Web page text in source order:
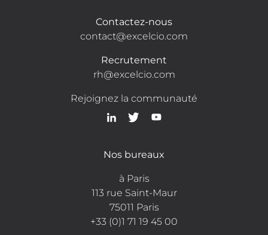
Contactez-nous
contact@excelcio.com
Recrutement
rh@excelcio.com
Rejoignez la communauté
Nos bureaux
à Paris
113 rue Saint-Maur
75011 Paris
+33 (0)1 71 19 45 00